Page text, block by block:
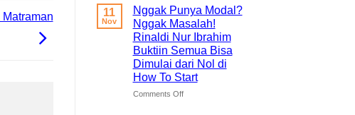
Mengajar
di
Polandia
Tapi
Niat:
Kisah
Rinaldi
Nur
Ibrahim
dan
11
Nov
Nggak Punya Modal?
Nggak Masalah!
Rinaldi Nur Ibrahim
Buktiin Semua Bisa
Dimulai dari Nol di
How To Start
Comments Offon